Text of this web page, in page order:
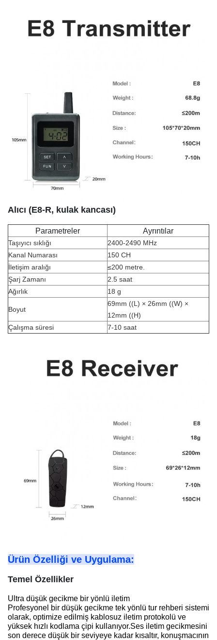
Alıcı (E8-R, kulak kancası)
Parametreler Ayrıntılar
Taşıyıcı sıklığı
2400-2490 MHz
Kanal Numarası
150 CH
İletişim aralığı
≤200 metre.
Şarj Zamanı
2.5 saat
Ağırlık
18 g
Boyut
69mm ((L) × 26mm ((W) ×
12mm ((H)
Çalışma süresi
7-10 saat
Ürün Özelliği ve Uygulama:
Temel Özellikler
Ultra düşük gecikme bir yönlü iletim
Profesyonel bir düşük gecikme tek yönlü tur rehberi sistemi
olarak, optimize edilmiş kablosuz iletim protokolü ve
yüksek hızlı kodlama çipi kullanıyor.Ses iletim gecikmesini
son derece düşük bir seviyeye kadar kısaltır, konuşmacının